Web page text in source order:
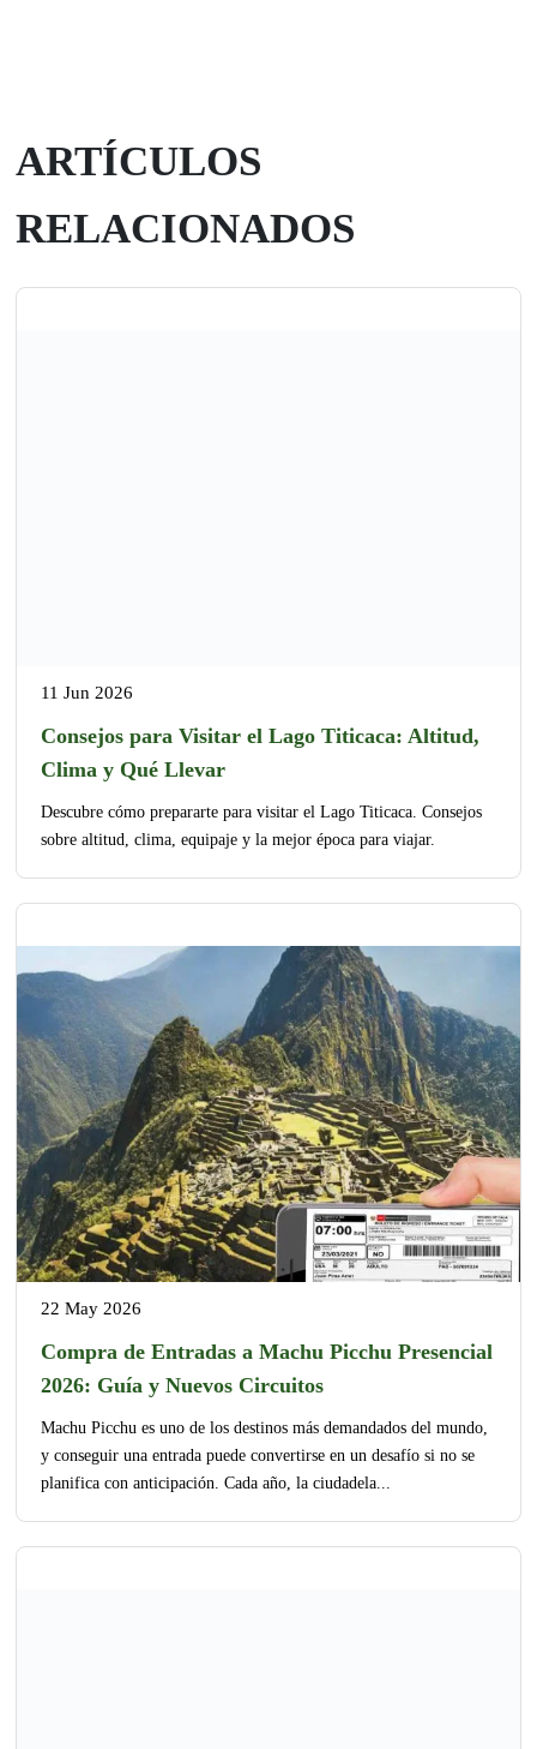
ARTÍCULOS
RELACIONADOS
11 Jun 2026
Consejos para Visitar el Lago Titicaca: Altitud,
Clima y Qué Llevar
Descubre cómo prepararte para visitar el Lago Titicaca. Consejos
sobre altitud, clima, equipaje y la mejor época para viajar.
22 May 2026
Compra de Entradas a Machu Picchu Presencial
2026: Guía y Nuevos Circuitos
Machu Picchu es uno de los destinos más demandados del mundo,
y conseguir una entrada puede convertirse en un desafío si no se
planifica con anticipación. Cada año, la ciudadela...